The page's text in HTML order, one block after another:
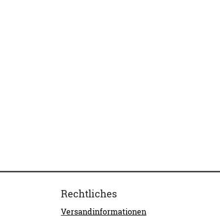
Rechtliches
Versandinformationen